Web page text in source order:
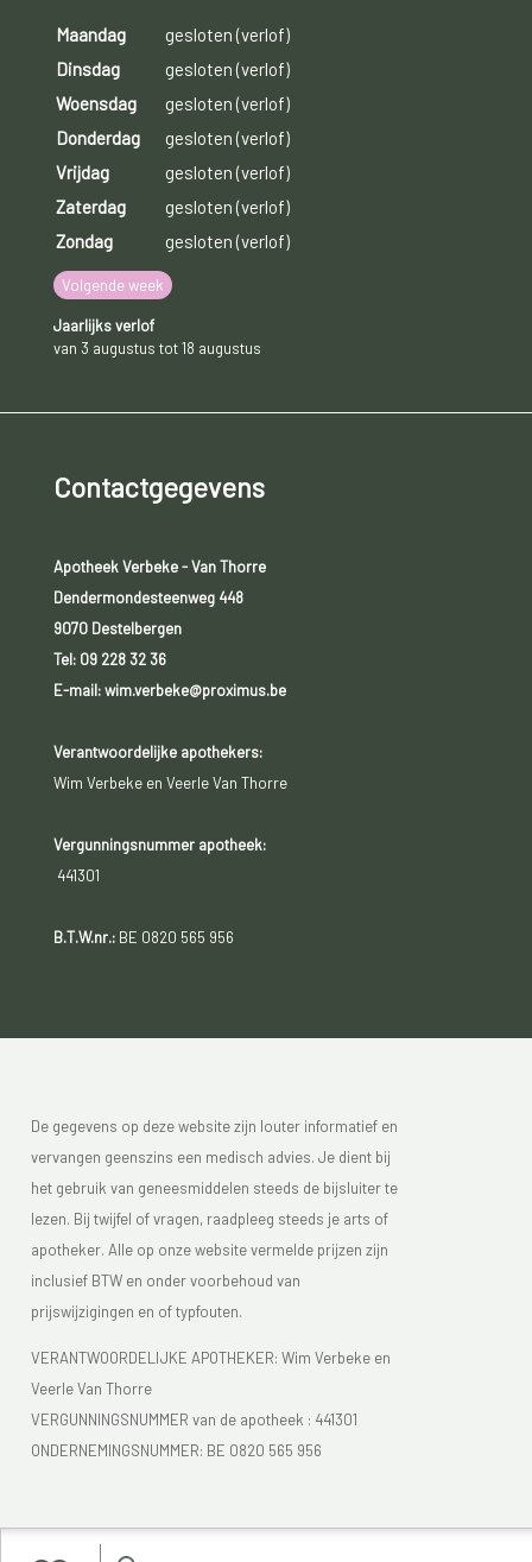
Maandag
gesloten (verlof)
Dinsdag
gesloten (verlof)
Woensdag
gesloten (verlof)
Donderdag
gesloten (verlof)
Vrijdag
gesloten (verlof)
Zaterdag
gesloten (verlof)
Zondag
gesloten (verlof)
Volgende week
Jaarlijks verlof
van 3 augustus tot 18 augustus
Contactgegevens
Apotheek Verbeke - Van Thorre
Dendermondesteenweg 448
9070 Destelbergen
Tel: 09 228 32 36
E-mail: wim.verbeke@proximus.be
Verantwoordelijke apothekers:
Wim Verbeke en Veerle Van Thorre
Vergunningsnummer apotheek:
441301
B.T.W.nr.:BE 0820 565 956
De gegevens op deze website zijn louter informatief en
vervangen geenszins een medisch advies. Je dient bij
het gebruik van geneesmiddelen steeds de bijsluiter te
lezen. Bij twijfel of vragen, raadpleeg steeds je arts of
apotheker. Alle op onze website vermelde prijzen zijn
inclusief BTW en onder voorbehoud van
prijswijzigingen en of typfouten.
VERANTWOORDELIJKE APOTHEKER: Wim Verbeke en
Veerle Van Thorre
VERGUNNINGSNUMMER van de apotheek : 441301
ONDERNEMINGSNUMMER: BE 0820 565 956